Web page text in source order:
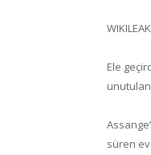
Ele
süren